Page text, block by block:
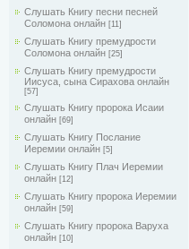
Слушать Книгу песни песней
Соломона онлайн [11]
Слушать Книгу премудрости
Соломона онлайн [25]
Слушать Книгу премудрости
Иисуса, сына Сирахова онлайн
[57]
Слушать Книгу пророка Исаии
онлайн [69]
Слушать Книгу Послание
Иеремии онлайн [5]
Слушать Книгу Плач Иеремии
онлайн [12]
Слушать Книгу пророка Иеремии
онлайн [59]
Слушать Книгу пророка Варуха
онлайн [10]